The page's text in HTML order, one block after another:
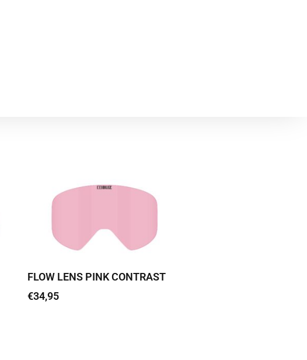
FLOW LENS PINK CONTRAST
€34,95